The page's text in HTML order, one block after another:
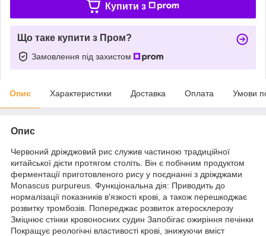
Купити з
Що таке купити з Пром?
Замовлення під захистом
Опис Характеристики Доставка Оплата Умови
Опис
Червоний дріжджовий рис служив частиною традиційної
китайської дієти протягом століть. Він є побічним продуктом
ферментації приготовленого рису у поєднанні з дріжджами
Monascus purpureus. Функціональна дія: Приводить до
нормалізації показників в'язкості крові, а також перешкоджає
розвитку тромбозів. Попереджає розвиток атеросклерозу
Зміцнює стінки кровоносних судин Запобігає ожиріння печінки
Покращує реологічні властивості крові, знижуючи вміст